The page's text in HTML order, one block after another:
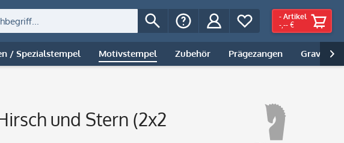
- Artikel
-,-- €
/ Spezialstempel Motivstempel Zubehör Prägezangen Gravur |

und Stern (2x2